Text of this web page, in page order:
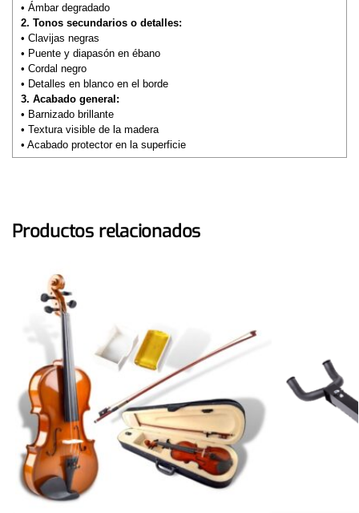
• Ámbar degradado
2. Tonos secundarios o detalles:
• Clavijas negras
• Puente y diapasón en ébano
• Cordal negro
• Detalles en blanco en el borde
3. Acabado general:
• Barnizado brillante
• Textura visible de la madera
• Acabado protector en la superficie
Productos relacionados